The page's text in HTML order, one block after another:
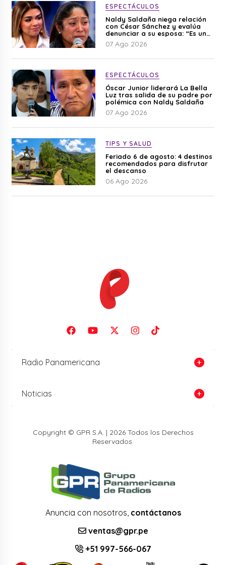
ESPECTÁCULOS
Naldy Saldaña niega relación
con César Sánchez y evalúa
denunciar a su esposa: “Es una
difamación”
07 Ago 2026
ESPECTÁCULOS
Óscar Junior liderará La Bella
Luz tras salida de su padre por
polémica con Naldy Saldaña
07 Ago 2026
TIPS Y SALUD
Feriado 6 de agosto: 4 destinos
recomendados para disfrutar
el descanso
06 Ago 2026
Radio Panamericana
Noticias
Copyright © GPR S.A. | 2026 Todos los Derechos
Reservados.
Anuncia con nosotros, contáctanos
ventas@gpr.pe
+51 997-566-067